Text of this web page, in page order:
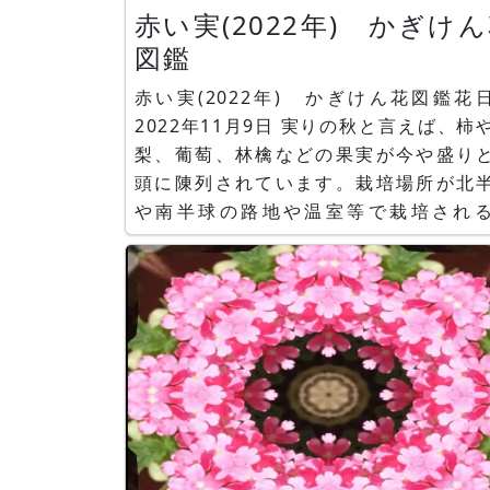
赤い実(2022年) かぎけ
図鑑
赤い実(2022年) かぎけん花図鑑花
2022年11月9日 実りの秋と言えば、柿や、
梨、葡萄、林檎などの果実が今や盛り
頭に陳列されています。栽培場所が北
や南半球の路地や温室等で栽培され
で、果実は一年中身近にあります。 春
冬、それぞれの時期で成り物は異なり
が、秋がその集大成の時期とみなされ
ます。 ここでは、それらの季節や、可
非可食、動物食用・人間食用にかか
ず、赤